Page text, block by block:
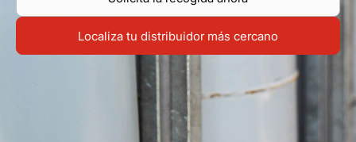
Encuentra tu punto de venta
Contacta con tu distribuidor
Localiza tu distribuidor más cercano